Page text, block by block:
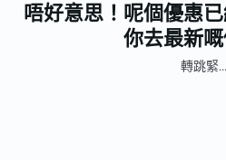
唔好意思！呢個優惠
你去最新嘅
轉跳緊...